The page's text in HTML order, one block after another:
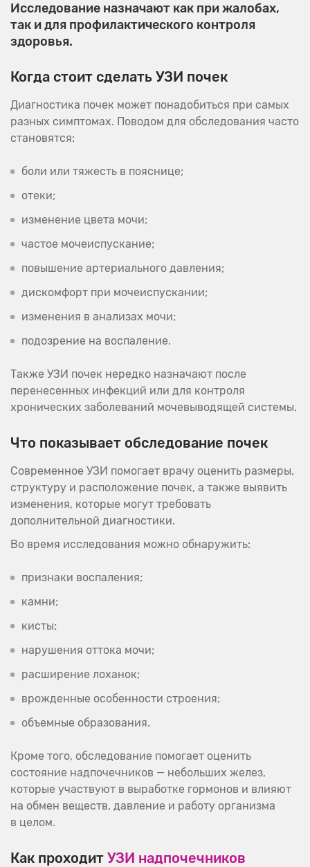
Исследование назначают как при жалобах,
так и для профилактического контроля
здоровья.
Когда стоит сделать УЗИ почек
Диагностика почек может понадобиться при самых
разных симптомах. Поводом для обследования часто
становятся:
боли или тяжесть в пояснице;
отеки;
изменение цвета мочи;
частое мочеиспускание;
повышение артериального давления;
дискомфорт при мочеиспускании;
изменения в анализах мочи;
подозрение на воспаление.
Также УЗИ почек нередко назначают после
перенесенных инфекций или для контроля
хронических заболеваний мочевыводящей системы.
Что показывает обследование почек
Современное УЗИ помогает врачу оценить размеры,
структуру и расположение почек, а также выявить
изменения, которые могут требовать
дополнительной диагностики.
Во время исследования можно обнаружить:
признаки воспаления;
камни;
кисты;
нарушения оттока мочи;
расширение лоханок;
врожденные особенности строения;
объемные образования.
Кроме того, обследование помогает оценить
состояние надпочечников — небольших желез,
которые участвуют в выработке гормонов и влияют
на обмен веществ, давление и работу организма
в целом.
Как проходит УЗИ надпочечников